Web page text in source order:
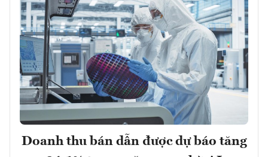
Doanh thu bán dẫn được dự báo tăng